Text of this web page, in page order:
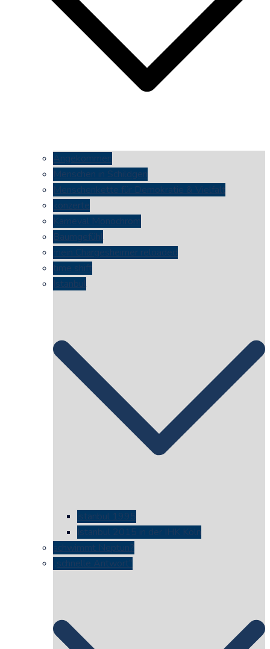
Angekommen
Menschen in Schildgen
Menschenkette für Demokratie & Vielfalt
konzerte
Karneval Monochrom
Baumgefühl
mein Chargesheimer reloaded
time shift
Istanbul
istanbul 1995
Istanbul 2015 in der IHK Köln
schwimmt Neptun?
„schnelle Antwort“